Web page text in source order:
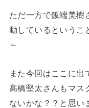
ただ一方で飯端美樹
動しているというこ
～
また今回はここに出
高橋堅太さんもマス
ないかな？？と思い